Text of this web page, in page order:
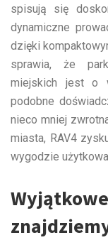
spisują się
dynamiczne
dzięki
sprawia, że
miejskich jest o
podobne
nieco mniej
miasta, RAV4
wygodzie